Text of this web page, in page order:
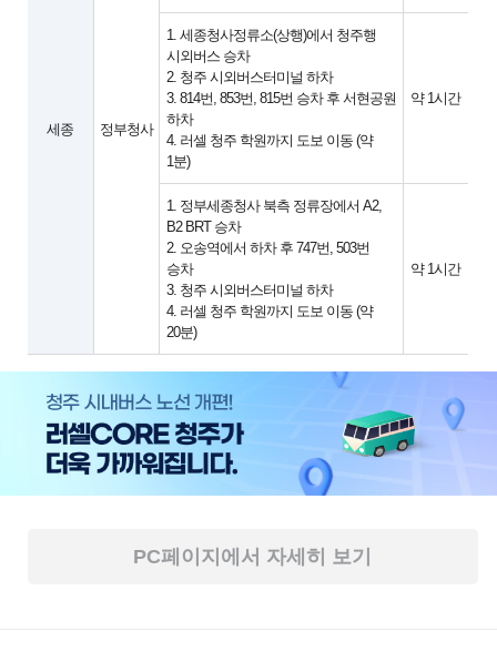
세종 정부청사
1. 세종청사정류소(상행)에서 청주행
시외버스 승차
2. 청주 시외버스터미널 하차
3. 814번, 853번, 815번 승차 후 서현공원
하차
4. 러셀 청주 학원까지 도보 이동 (약
1분)
약 1시간
1. 정부세종청사 북측 정류장에서 A2,
B2 BRT 승차
2. 오송역에서 하차 후 747번, 503번
승차
3. 청주 시외버스터미널 하차
4. 러셀 청주 학원까지 도보 이동 (약
20분)
약 1시간
PC페이지에서 자세히 보기